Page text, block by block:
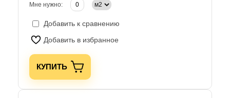
Мне нужно:
Добавить к сравнению
Добавить в избранное
КУПИТЬ